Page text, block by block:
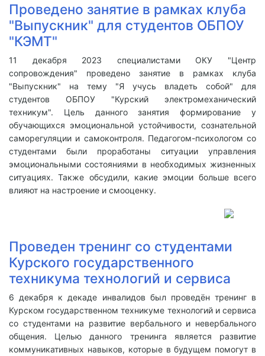
Проведено занятие в рамках клуба
"Выпускник" для студентов ОБПОУ
"КЭМТ"
11 декабря 2023 специалистами ОКУ "Центр
сопровождения" проведено занятие в рамках клуба
"Выпускник" на тему "Я учусь владеть собой" для
студентов ОБПОУ "Курский электромеханический
техникум". Цель данного занятия формирование у
обучающихся эмоциональной устойчивости, сознательной
саморегуляции и самоконтроля. Педагогом-психологом со
студентами были проработаны ситуации управления
эмоциональными состояниями в необходимых жизненных
ситуациях. Также обсудили, какие эмоции больше всего
влияют на настроение и смооценку.
Проведен тренинг со студентами
Курского государственного
техникума технологий и сервиса
6 декабря к декаде инвалидов был проведён тренинг в
Курском государственном техникуме технологий и сервиса
со студентами на развитие вербального и невербального
общения. Целью данного тренинга является развитие
коммуникативных навыков, которые в будущем помогут в